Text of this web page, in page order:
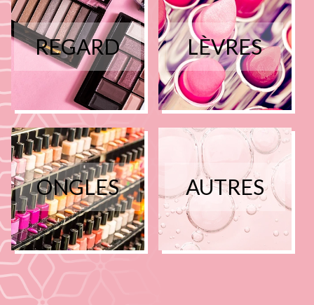
REGARD LÈVRES
ONGLES AUTRES